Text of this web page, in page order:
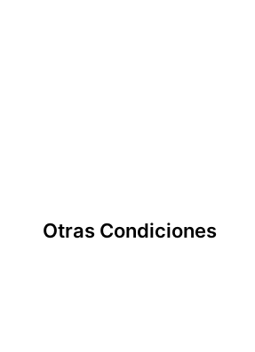
Otras Condiciones